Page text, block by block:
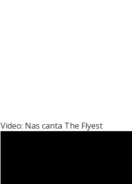
Video: Nas canta The Flyest